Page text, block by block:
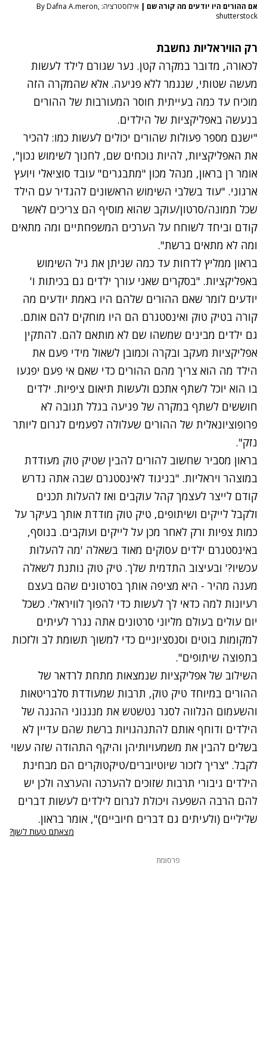
אם ההורים היו יודעים מה קורה שם |
אילוסטרציה: By Dafna A.meron,
shutterstock
רק הוויראליות נחשבת
לכאורה, מדובר במקרה קטן. נער שגורם לילד לעשות
מעשה שטותי, שנגמר ללא פגיעה. אלא שהמקרה הזה
מוכיח עד כמה בעייתית חוסר המעורבות של ההורים
בנעשה באפליקציות של הילדים.
"ישנם מספר פעולות שהורים יכולים לעשות כמו: להכיר
את האפליקציות, להיות נוכחים שם, לחנוך לשימוש נכון",
אומר רן בראון, מנהל מכון "מתבגרים" עובד סוציאלי ויועץ
ארגוני. "עוד בשלבי השימוש הראשונים להגדיר עם הילד
שכל תמונה/סרטון/עוקב שהוא מוסיף הם צריכים לאשר
קודם וביחד לשוחח על הערכים המשפחתיים ומה מתאים
ומה לא מתאים ברשת".
בראון ממליץ לדחות עד כמה שניתן את גיל השימוש
באפליקציות. "בסקרים שאני עורך ילדים גם בכיתות ו'
יודעים לומר שאם ההורים שלהם היו באמת יודעים מה
קורה בטיק טוק ואינסטגרם הם היו מוחקים להם אותם.
גם ילדים מבינים שמשהו שם לא מותאם להם. להתקין
אפליקציות מעקב ובקרה וכמובן לשאול מידי פעם את
הילד מה הוא צריך מהם ההורים כדי שאם אי פעם יפגעו
בו הוא יוכל לשתף אתכם ולעשות תיאום ציפיות. ילדים
חוששים לשתף במקרה של פגיעה בגלל תגובה לא
פרופוציונאלית של ההורים שעלולה לפעמים לגרום ליותר
נזק".
בראון מסביר שחשוב להורים להבין שטיק טוק מעודדת
במוצהר ויראליות. "בניגוד לאינסטגרם שבה אתה נדרש
קודם לייצר לעצמך קהל עוקבים ואז להעלות תכנים
ולקבל לייקים ושיתופים, טיק טוק מודדת אותך בעיקר על
כמות צפיות ורק לאחר מכן על לייקים ועוקבים. בנוסף,
באינסטגרם ילדים עסוקים מאוד בשאלה 'מה להעלות
עכשיו?' ובעיצוב התדמית שלך. טיק טוק נותנת לשאלה
מענה מהיר - היא מציפה אותך בסרטונים שהם בעצם
רעיונות למה כדאי לך לעשות כדי להפוך לוויראלי. כשכל
יום עולים בעולם מליוני סרטונים אתה נגרר לעיתים
למקומות בוטים וסנסציוניים כדי למשוך תשומת לב ולזכות
בתפוצה שיתופים".
השילוב של אפליקציות שנמצאות מתחת לרדאר של
ההורים במיוחד טיק טוק, תרבות שמעודדת סלבריטאות
והשעמום הנלווה לסגר נטשטש את מנגנוני ההגנה של
הילדים ודוחף אותם להתנהגויות ברשת שהם עדיין לא
בשלים להבין את משמעויותיהן והיקף התהודה שזה עשוי
לקבל. "צריך לזכור שיוטיוברים/טיקטוקרים הם מבחינת
הילדים גיבורי תרבות שזוכים להערכה והערצה ולכן יש
להם הרבה השפעה ויכולת לגרום לילדים לעשות דברים
שליליים (ולעיתים גם דברים חיוביים)", אומר בראון.
מצאתם טעות לשון?
פרסומת